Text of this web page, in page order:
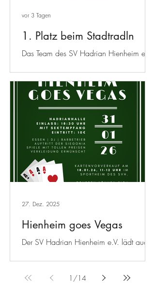
1. Platz beim Stadtradln
Das Team des SV Hadrian Hienheim e.V.
stolze 9.379 km gefahren und sich somit
den 1. Platz unter den 29 teilnehmenden
Teams geholt! 9.379 km entsprechen
einer beachtlichen Strecke. 🚗 Etwa die
Entfernung von Deutschland bis an die
Westküste der USA. 🌍 Rund 23 % des
Erdumfangs am Äquator. 🏃 Bei einer
Marathonlänge von 42,195 km wären
das etwa 222 Marathons. 🚶 Bei einer
vor 3 Tagen
Hienheim goes Vegas
Der SV Hadrian Hienheim e.V. lädt auch
31.01. ab 18:30 Uhr 📍 Hadrianhalle
27. Dez. 2025
1 /14